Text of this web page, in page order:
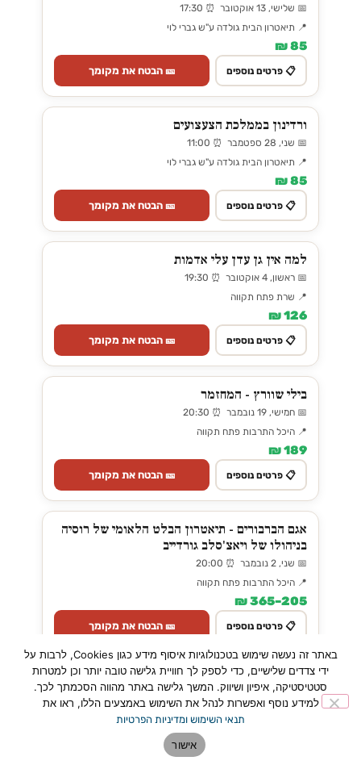
📅 שלישי, 13 אוקטובר ⏰ 17:30
📍 תיאטרון הבית גולדה ע"ש גברי לוי
85 ₪
📋 פרטים נוספים 🎫 הבטח את מקומך
ורדינון בממלכת הצעצועים
📅 שני, 28 ספטמבר ⏰ 11:00
📍 תיאטרון הבית גולדה ע"ש גברי לוי
85 ₪
📋 פרטים נוספים 🎫 הבטח את מקומך
למה אין גן עדן עלי אדמות
📅 ראשון, 4 אוקטובר ⏰ 19:30
📍 שרת פתח תקווה
126 ₪
📋 פרטים נוספים 🎫 הבטח את מקומך
בילי שוורץ - המחזמר
📅 חמישי, 19 נובמבר ⏰ 20:30
📍 היכל התרבות פתח תקווה
189 ₪
📋 פרטים נוספים 🎫 הבטח את מקומך
אגם הברבורים - תיאטרון הבלט הלאומי של רוסיה
בניהולו של ויאצ'סלב גורדייב
📅 שני, 2 נובמבר ⏰ 20:00
📍 היכל התרבות פתח תקווה
205–365 ₪
📋 פרטים נוספים 🎫 הבטח את מקומך
קוולריה רוסטיקנה והליצנים בהפקת ענק
📅 שבת, 24 אוקטובר ⏰ 20:30
📍 היכל התרבות פתח תקווה
🎫 הבטח את מקומך
באתר זה נעשה שימוש בטכנולוגיות איסוף מידע כגון Cookies, לרבות על
ידי צדדים שלישיים, כדי לספק לך חוויית גלישה טובה יותר וכן למטרות
סטטיסטיקה, איפיון ושיווק. המשך גלישה באתר מהווה הסכמתך לכך.
למידע נוסף ואפשרות לנהל את השימוש באמצעים הללו, ראו את
תנאי השימוש ומדיניות הפרטיות
אישור